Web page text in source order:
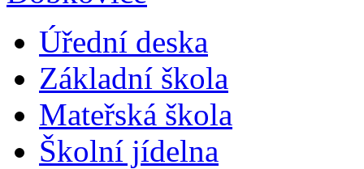
Úřední deska
Základní škola
Mateřská škola
Školní jídelna